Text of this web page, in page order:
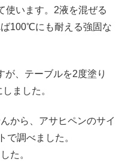
使います。2液を混ぜる
100℃にも耐える強固な
、テーブルを2度塗り
ました。
から、アサヒペンのサイ
で調べました。
た。